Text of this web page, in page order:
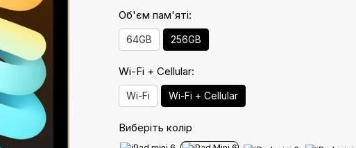
Об'єм пам'яті:
64GB 256GB
Wi-Fi + Cellular:
Wi-Fi Wi-Fi + Cellular
Виберіть колір